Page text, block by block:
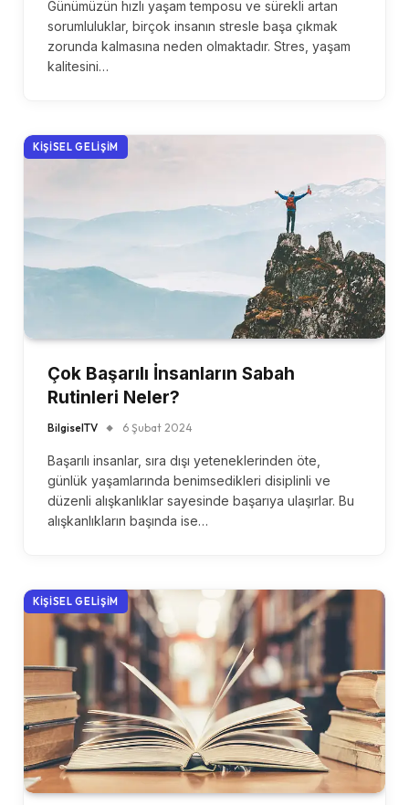
Günümüzün hızlı yaşam temposu ve sürekli artan
sorumluluklar, birçok insanın stresle başa çıkmak
zorunda kalmasına neden olmaktadır. Stres, yaşam
kalitesini…
KIŞISEL GELIŞIM
Çok Başarılı İnsanların Sabah
Rutinleri Neler?
BilgiselTV 6 Şubat 2024
Başarılı insanlar, sıra dışı yeteneklerinden öte,
günlük yaşamlarında benimsedikleri disiplinli ve
düzenli alışkanlıklar sayesinde başarıya ulaşırlar. Bu
alışkanlıkların başında ise…
KIŞISEL GELIŞIM